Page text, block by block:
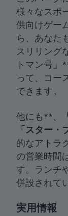
様々なスポ
供向けゲー
ら、あなた
スリリング
トマン号」
って、コー
できます。
他にも**、 「
「スター・
的なアトラ
の営業時間
す。ランチ
併設されて
実用情報